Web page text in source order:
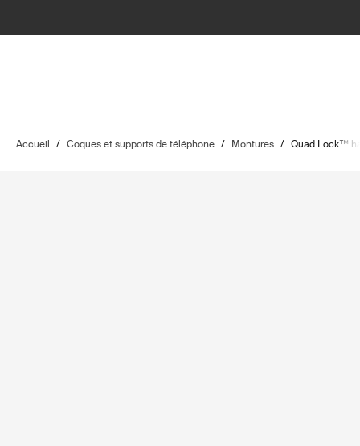
Accueil / Coques et supports de téléphone / Montures / Quad Lock™